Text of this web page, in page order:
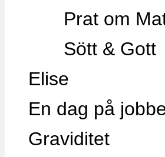
Prat om
Sött & Gott
Elise
En dag på
Graviditet